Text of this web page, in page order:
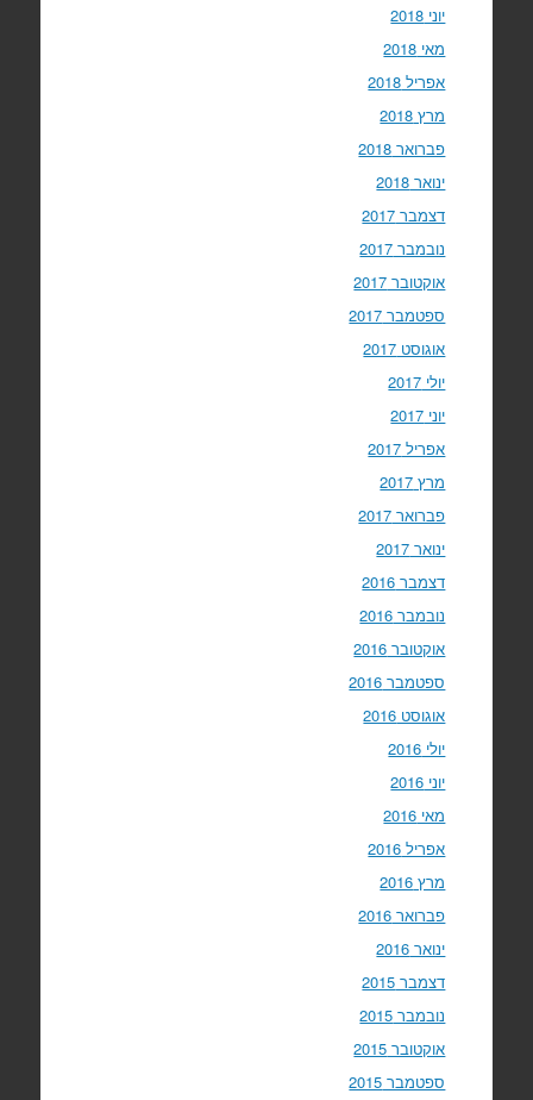
יוני 2018
מאי 2018
אפריל 2018
מרץ 2018
פברואר 2018
ינואר 2018
דצמבר 2017
נובמבר 2017
אוקטובר 2017
ספטמבר 2017
אוגוסט 2017
יולי 2017
יוני 2017
אפריל 2017
מרץ 2017
פברואר 2017
ינואר 2017
דצמבר 2016
נובמבר 2016
אוקטובר 2016
ספטמבר 2016
אוגוסט 2016
יולי 2016
יוני 2016
מאי 2016
אפריל 2016
מרץ 2016
פברואר 2016
ינואר 2016
דצמבר 2015
נובמבר 2015
אוקטובר 2015
ספטמבר 2015